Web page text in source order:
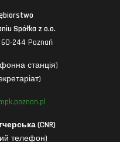
Spółka z o.o.
60-244 Poznań
станція)
(CNR)
телефон)